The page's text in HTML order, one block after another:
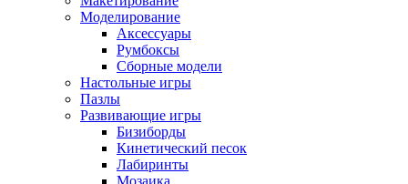
Моделирование
Аксессуары
Румбоксы
Сборные модели
Настольные игры
Пазлы
Развивающие игры
Бизиборды
Кинетический песок
Лабиринты
Мозаика